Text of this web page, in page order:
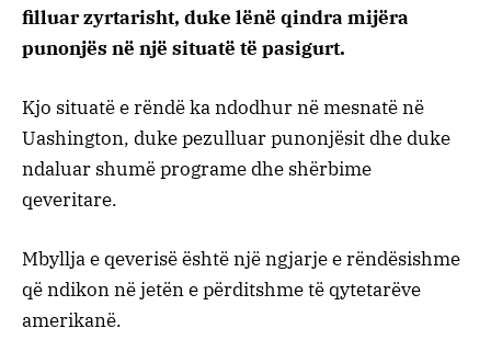
filluar zyrtarisht, duke lënë qindra mijëra
punonjës në një situatë të pasigurt.
Kjo situatë e rëndë ka ndodhur në mesnatë në
Uashington, duke pezulluar punonjësit dhe duke
ndaluar shumë programe dhe shërbime
qeveritare.
Mbyllja e qeverisë është një ngjarje e rëndësishme
që ndikon në jetën e përditshme të qytetarëve
amerikanë.